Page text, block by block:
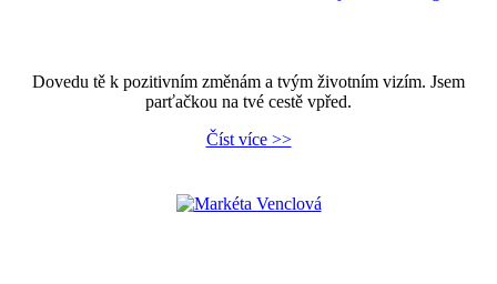
Dovedu tě k pozitivním změnám a tvým životním vizím. Jsem
parťačkou na tvé cestě vpřed.
Číst více >>